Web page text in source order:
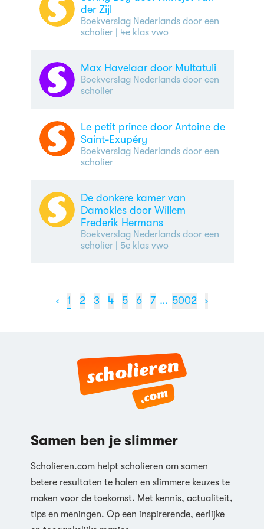
der Zijl
Boekverslag Nederlands door een
scholier| 4e klas vwo
Max Havelaar door Multatuli
Boekverslag Nederlands door een
scholier
Le petit prince door Antoine de
Saint-Exupéry
Boekverslag Nederlands door een
scholier
De donkere kamer van
Damokles door Willem
Frederik Hermans
Boekverslag Nederlands door een
scholier| 5e klas vwo
‹ 1 2 3 4 5 6 7 … 5002 ›
Samen ben je slimmer
Scholieren.com helpt scholieren om samen
betere resultaten te halen en slimmere keuzes te
maken voor de toekomst. Met kennis, actualiteit,
tips en meningen. Op een inspirerende, eerlijke